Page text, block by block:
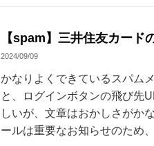
【spam】三井住友カード
2024/09/09
かなりよくできているスパム
と、ログインボタンの飛び先
しいが、文章はおかしさがか
ールは重要なお知らせのため